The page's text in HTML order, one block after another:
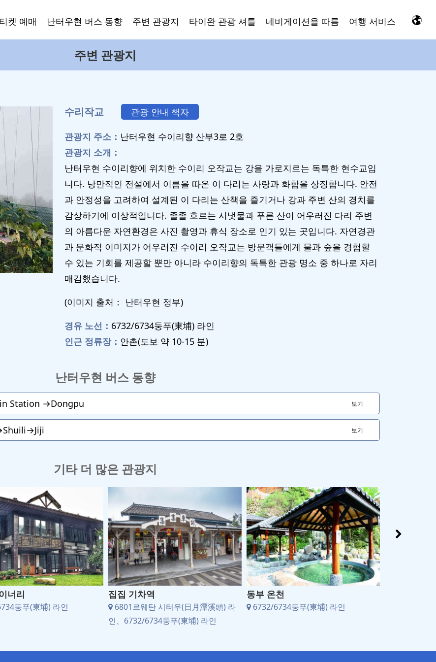
티켓 예매 난터우현 버스 동향 주변 관광지 타이완 관광 셔틀 네비게이션을 따름 여행 서비스
주변 관광지
수리작교 관광 안내 책자
관광지 주소： 난터우현 수이리향 산부3로 2호
관광지 소개：
난터우현 수이리향에 위치한 수이리 오작교는 강을 가로지르는 독특한 현수교입
니다. 낭만적인 전설에서 이름을 따온 이 다리는 사랑과 화합을 상징합니다. 안전
과 안정성을 고려하여 설계된 이 다리는 산책을 즐기거나 강과 주변 산의 경치를
감상하기에 이상적입니다. 졸졸 흐르는 시냇물과 푸른 산이 어우러진 다리 주변
의 아름다운 자연환경은 사진 촬영과 휴식 장소로 인기 있는 곳입니다. 자연경관
과 문화적 이미지가 어우러진 수이리 오작교는 방문객들에게 물과 숲을 경험할
수 있는 기회를 제공할 뿐만 아니라 수이리향의 독특한 관광 명소 중 하나로 자리
매김했습니다.
(이미지 출처： 난터우현 정부)
경유 노선： 6732/6734둥푸(東埔) 라인
인근 정류장： 안촌(도보 약 10-15 분)
난터우현 버스 동향
Station →Dongpu 보기
보기
기타 더 많은 관광지
너리
둥푸(東埔) 라인
집집 기차역
6801르웨탄 시터우(日月潭溪頭) 라
인、6732/6734둥푸(東埔) 라인
동부 온천
6732/6734둥푸(東埔) 라인